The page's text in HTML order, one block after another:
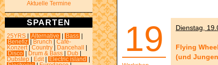
Aktuelle Termine
SPARTEN
25YRS Alternative Bass
Benefiz
Brunch
Café-
Konzert
Country Dancehall
Disco
Drum & Bass Dub
Dubstep
Edit Electric island
19 Dienstag,
Flying
(und